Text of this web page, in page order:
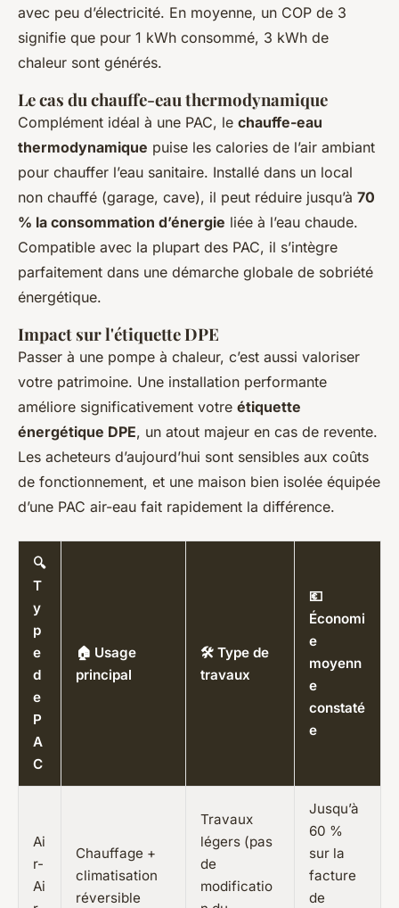
avec peu d’électricité. En moyenne, un COP de 3
signifie que pour 1 kWh consommé, 3 kWh de
chaleur sont générés.
Le cas du chauffe-eau thermodynamique
Complément idéal à une PAC, le chauffe-eau
thermodynamique puise les calories de l’air ambiant
pour chauffer l’eau sanitaire. Installé dans un local
non chauffé (garage, cave), il peut réduire jusqu’à 70
% la consommation d’énergie liée à l’eau chaude.
Compatible avec la plupart des PAC, il s’intègre
parfaitement dans une démarche globale de sobriété
énergétique.
Impact sur l'étiquette DPE
Passer à une pompe à chaleur, c’est aussi valoriser
votre patrimoine. Une installation performante
améliore significativement votre étiquette
énergétique DPE, un atout majeur en cas de revente.
Les acheteurs d’aujourd’hui sont sensibles aux coûts
de fonctionnement, et une maison bien isolée équipée
d’une PAC air-eau fait rapidement la différence.
🔍
T
y
p
e
d
e
P
A
C
🏠 Usage
principal
🛠️ Type de
travaux
💶
Économi
e
moyenn
e
constaté
e
Ai
r-
Ai
Chauffage +
climatisation
réversible
Travaux
légers (pas
de
modificatio
Jusqu’à
60 %
sur la
facture
de